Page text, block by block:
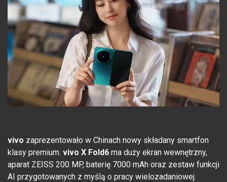
vivo zaprezentowało w Chinach nowy składany smartfon
klasy premium. vivo X Fold6 ma duży ekran wewnętrzny,
aparat ZEISS 200 MP, baterię 7000 mAh oraz zestaw funkcji
AI przygotowanych z myślą o pracy wielozadaniowej.